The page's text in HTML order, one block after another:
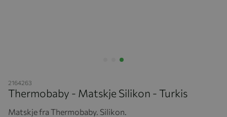
2164263
Thermobaby - Matskje Silikon - Turkis
Matskje fra Thermobaby. Silikon.